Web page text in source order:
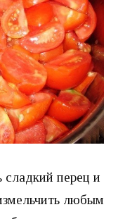
перец и
любым